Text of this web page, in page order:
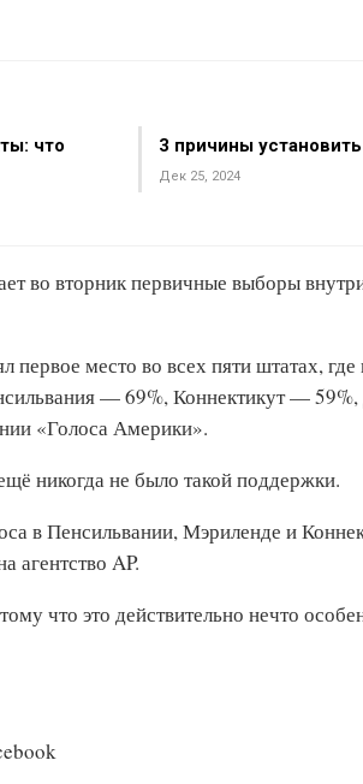
что
3 причины
Дек 25, 2024
во вторник первичные выборы
первое место во всех пяти штатах,
— 69%, Коннектикут —
«Голоса Америки».
никогда не было такой поддержки.
в Пенсильвании, Мэриленде и
агентство AP.
что это действительно нечто